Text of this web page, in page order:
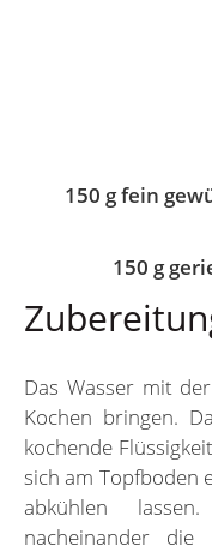
150 g fein
150 g
Das Wasser mit
Kochen bringen.
kochende
sich am Topfboden
abkühlen
nacheinander